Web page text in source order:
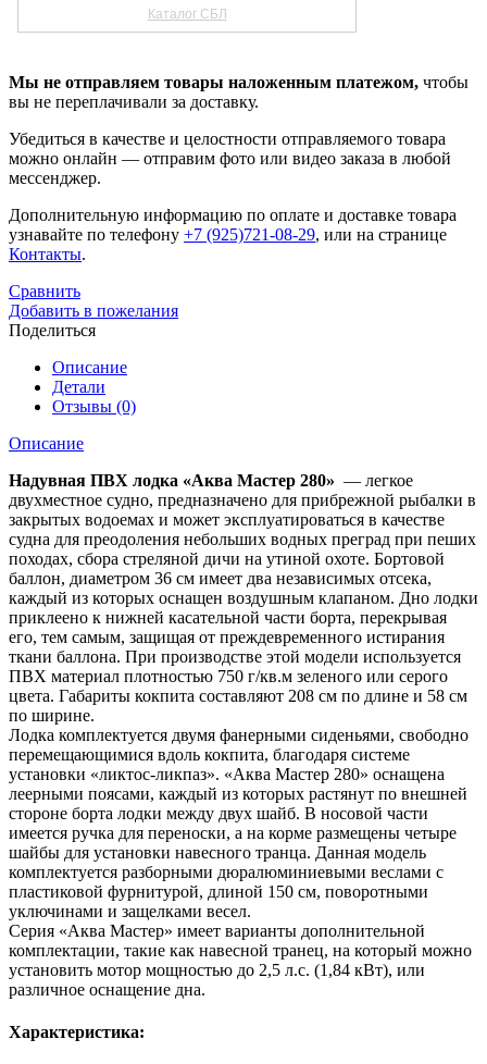
Мы не отправляем товары наложенным платежом, чтобы
вы не переплачивали за доставку.
Убедиться в качестве и целостности отправляемого товара
можно онлайн — отправим фото или видео заказа в любой
мессенджер.
Дополнительную информацию по оплате и доставке товара
узнавайте по телефону +7 (925)721-08-29, или на странице
Контакты.
Сравнить
Добавить в пожелания
Поделиться
Описание
Детали
Отзывы (0)
Описание
Надувная ПВХ лодка «Аква Мастер 280» — легкое
двухместное судно, предназначено для прибрежной рыбалки в
закрытых водоемах и может эксплуатироваться в качестве
судна для преодоления небольших водных преград при пеших
походах, сбора стреляной дичи на утиной охоте. Бортовой
баллон, диаметром 36 см имеет два независимых отсека,
каждый из которых оснащен воздушным клапаном. Дно лодки
приклеено к нижней касательной части борта, перекрывая
его, тем самым, защищая от преждевременного истирания
ткани баллона. При производстве этой модели используется
ПВХ материал плотностью 750 г/кв.м зеленого или серого
цвета. Габариты кокпита составляют 208 см по длине и 58 см
по ширине.
Лодка комплектуется двумя фанерными сиденьями, свободно
перемещающимися вдоль кокпита, благодаря системе
установки «ликтос-ликпаз». «Аква Мастер 280» оснащена
леерными поясами, каждый из которых растянут по внешней
стороне борта лодки между двух шайб. В носовой части
имеется ручка для переноски, а на корме размещены четыре
шайбы для установки навесного транца. Данная модель
комплектуется разборными дюралюминиевыми веслами с
пластиковой фурнитурой, длиной 150 см, поворотными
уключинами и защелками весел.
Серия «Аква Мастер» имеет варианты дополнительной
комплектации, такие как навесной транец, на который можно
установить мотор мощностью до 2,5 л.с. (1,84 кВт), или
различное оснащение дна.
Характеристика: